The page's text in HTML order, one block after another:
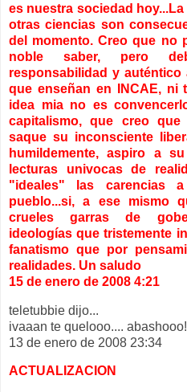
es nuestra sociedad
otras ciencias son
del momento. Creo que no
noble saber, pero
responsabilidad y
que enseñan en INCAE, ni
idea mia no es
capitalismo, que creo
saque su inconsciente
humildemente, aspiro a
lecturas univocas de
"ideales" las carencias
pueblo...si, a ese mismo
crueles garras de
ideologías que tristemente
fanatismo que por
realidades. Un saludo
15 de enero de 2008 4:21
teletubbie dijo...
ivaaan te quelooo....
13 de enero de 2008 23:34
ACTUALIZACION